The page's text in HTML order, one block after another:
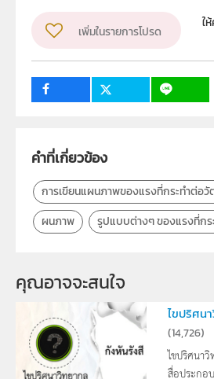
วิชา
ระดับชั้น
กลุ่มเป้าหมาย
เพิ่มในรายการโปรด
ใ
คำที่เกี่ยวข้อง
การเขียนแผนภาพของแรงที่กระทำต่อวั
ผนภาพ
รูปแบบต่างๆ ของแรงที่ก
คุณอาจจะสนใจ
ไขปริศน
(14,726)
ไขปริศนา
สื่อประกอ